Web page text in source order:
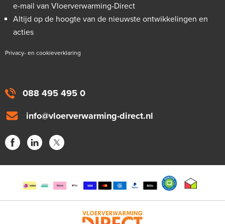
088 495 495 0
info@vloerverwarming-direct.nl
e-mail van Vloerverwarming-Direct
Altijd op de hoogte van de nieuwste ontwikkelingen en
acties
Privacy- en cookieverklaring